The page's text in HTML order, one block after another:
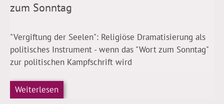
zum Sonntag
"Vergiftung der Seelen": Religiöse Dramatisierung als
politisches Instrument - wenn das "Wort zum Sonntag"
zur politischen Kampfschrift wird
Weiterlesen